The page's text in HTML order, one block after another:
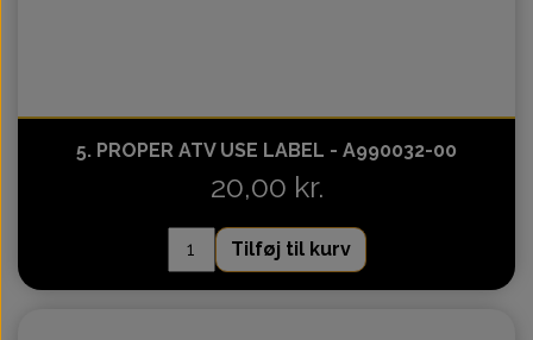
5. PROPER ATV USE LABEL - A990032-00
20,00 kr.
Tilføj til kurv